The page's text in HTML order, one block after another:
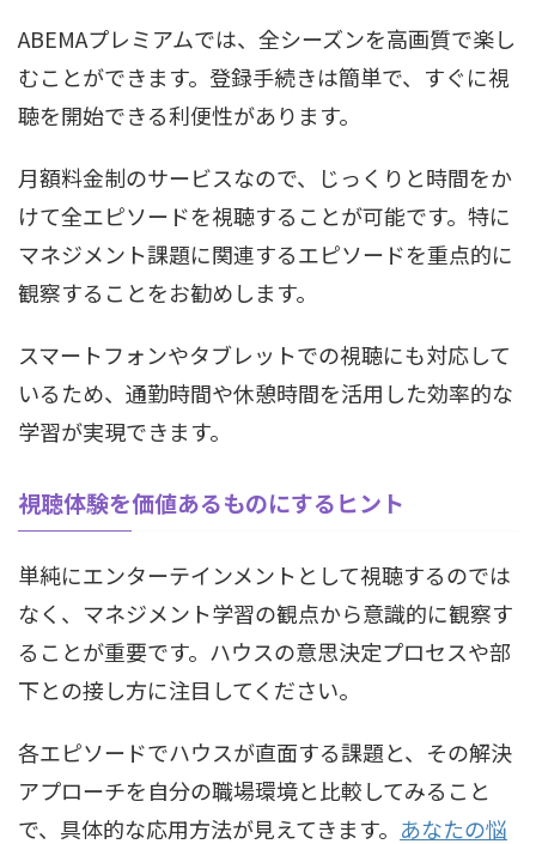
ABEMAプレミアムでは、全シーズンを高画質で楽し
むことができます。登録手続きは簡単で、すぐに視
聴を開始できる利便性があります。
月額料金制のサービスなので、じっくりと時間をか
けて全エピソードを視聴することが可能です。特に
マネジメント課題に関連するエピソードを重点的に
観察することをお勧めします。
スマートフォンやタブレットでの視聴にも対応して
いるため、通勤時間や休憩時間を活用した効率的な
学習が実現できます。
視聴体験を価値あるものにするヒント
単純にエンターテインメントとして視聴するのでは
なく、マネジメント学習の観点から意識的に観察す
ることが重要です。ハウスの意思決定プロセスや部
下との接し方に注目してください。
各エピソードでハウスが直面する課題と、その解決
アプローチを自分の職場環境と比較してみること
で、具体的な応用方法が見えてきます。 あなたの悩